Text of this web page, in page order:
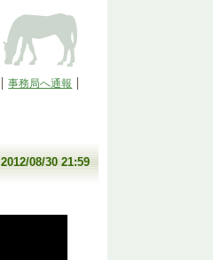
事務局へ通報
2012/08/30 21:59